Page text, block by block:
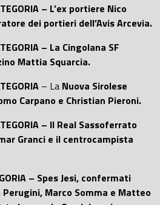
– L’ex portiere Nico
dei portieri dell’Avis Arcevia.
– La Cingolana SF
Mattia Squarcia.
– La Nuova Sirolese
Carpano e Christian Pieroni.
– Il Real Sassoferrato
Granci e il centrocampista
– Spes Jesi, confermati
Marco Somma e Matteo